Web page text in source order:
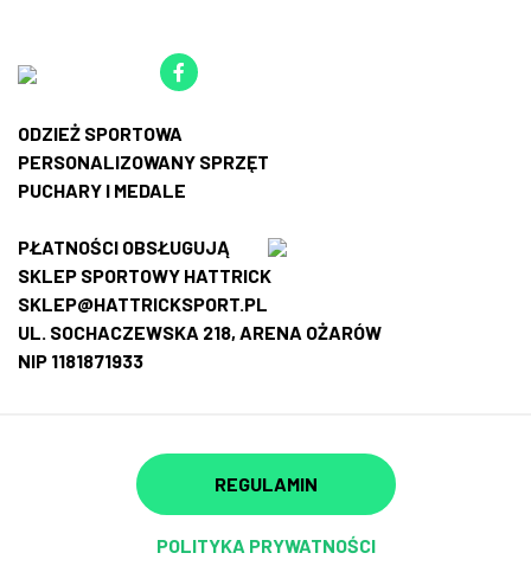
ODZIEŻ SPORTOWA
PERSONALIZOWANY SPRZĘT
PUCHARY I MEDALE
PŁATNOŚCI OBSŁUGUJĄ
SKLEP SPORTOWY HATTRICK
SKLEP@HATTRICKSPORT.PL
UL. SOCHACZEWSKA 218, ARENA OŻARÓW
NIP 1181871933
REGULAMIN
POLITYKA PRYWATNOŚCI